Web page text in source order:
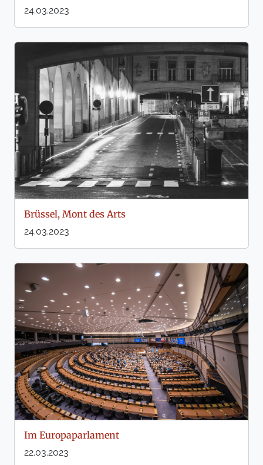
24.03.2023
Brüssel, Mont des Arts
24.03.2023
Im Europaparlament
22.03.2023